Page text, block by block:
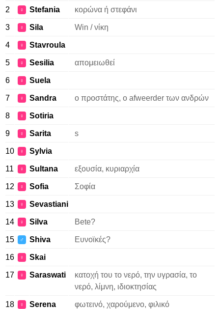
2 ♀ Stefania κορώνα ή στεφάνι
3 ♀ Sila Win / νίκη
4 ♀ Stavroula
5 ♀ Sesilia απομειωθεί
6 ♀ Suela
7 ♀ Sandra ο προστάτης, ο afweerder των ανδρών
8 ♀ Sotiria
9 ♀ Sarita s
10 ♀ Sylvia
11 ♀ Sultana εξουσία, κυριαρχία
12 ♀ Sofia Σοφία
13 ♀ Sevastiani
14 ♀ Silva Bete?
15 ♂ Shiva Ευνοϊκές?
16 ♀ Skai
17 ♀ Saraswati
κατοχή του το νερό, την υγρασία, το
νερό, λίμνη, ιδιοκτησίας
18 ♀ Serena φωτεινό, χαρούμενο, φιλικό